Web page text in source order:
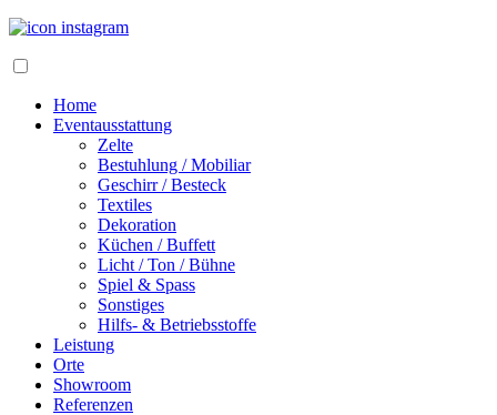
Home
Eventausstattung
Zelte
Bestuhlung / Mobiliar
Geschirr / Besteck
Textiles
Dekoration
Küchen / Buffett
Licht / Ton / Bühne
Spiel & Spass
Sonstiges
Hilfs- & Betriebsstoffe
Leistung
Orte
Showroom
Referenzen